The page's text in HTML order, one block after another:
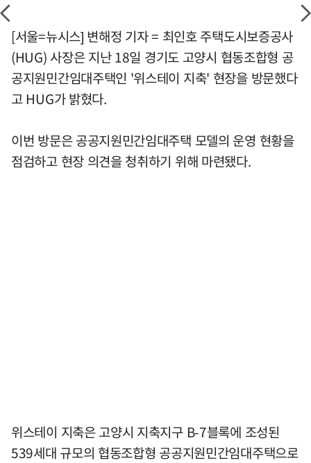
[서울=뉴시스] 변해정 기자 = 최인호 주택도시보증공사
(HUG) 사장은 지난 18일 경기도 고양시 협동조합형 공
공지원민간임대주택인 '위스테이 지축' 현장을 방문했다
고 HUG가 밝혔다.
이번 방문은 공공지원민간임대주택 모델의 운영 현황을
점검하고 현장 의견을 청취하기 위해 마련됐다.
위스테이 지축은 고양시 지축지구 B-7블록에 조성된
539세대 규모의 협동조합형 공공지원민간임대주택으로